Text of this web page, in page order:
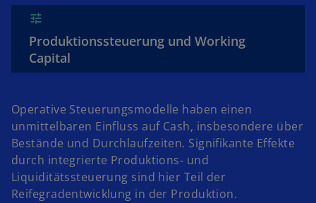
Produktionssteuerung und Working
Capital
Operative Steuerungsmodelle haben einen
unmittelbaren Einfluss auf Cash, insbesondere über
Bestände und Durchlaufzeiten. Signifikante Effekte
durch integrierte Produktions‑ und
Liquiditätssteuerung sind hier Teil der
Reifegradentwicklung in der Produktion.